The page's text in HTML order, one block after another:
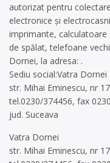
autorizat pentru
electronice și
imprimante,
de spălat, telefoane
Dornei, la adresa: .
Sediu social:Vatra Dornei
str. Mihai Eminescu, nr 17
tel.0230/374456, fax
jud. Suceava
Vatra Dornei
str. Mihai Eminescu, nr 17